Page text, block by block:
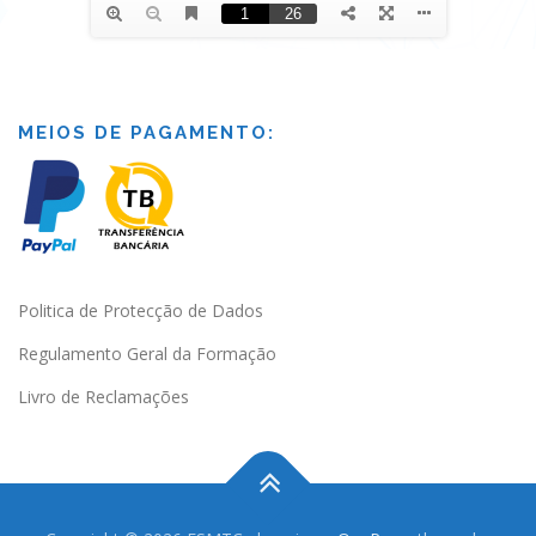
MEIOS DE PAGAMENTO:
Politica de Protecção de Dados
Regulamento Geral da Formação
Livro de Reclamações